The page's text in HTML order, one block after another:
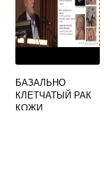
БАЗАЛЬНО
КЛЕТЧАТЫЙ РАК
КОЖИ